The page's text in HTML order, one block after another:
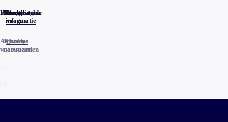
Home
Actueel
Uitzendingen
Reacties
Programma-
informatie
Veelgestelde
vragen
Algemene
voorwaarden
Privacy
statements
Cookies